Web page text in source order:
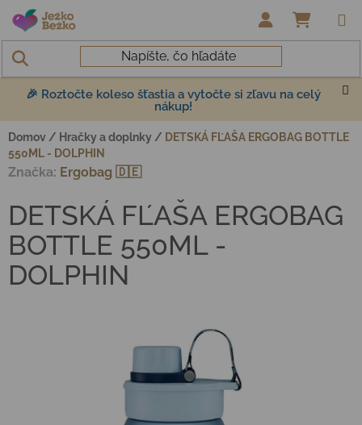
Prejsť na obsah
🎉 Roztočte koleso šťastia a vytočte si zľavu na celý
nákup!
Domov / Hračky a doplnky / DETSKÁ FĽAŠA ERGOBAG BOTTLE
550ML - DOLPHIN
DETSKÁ FĽAŠA ERGOBAG
BOTTLE 550ML -
DOLPHIN
Značka: Ergobag 🇩🇪